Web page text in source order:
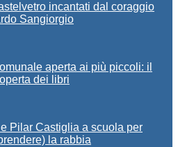
incantati dal coraggio
Sangiorgio
aperta ai più piccoli: il
dei libri
Pilar Castiglia a scuola per
la rabbia